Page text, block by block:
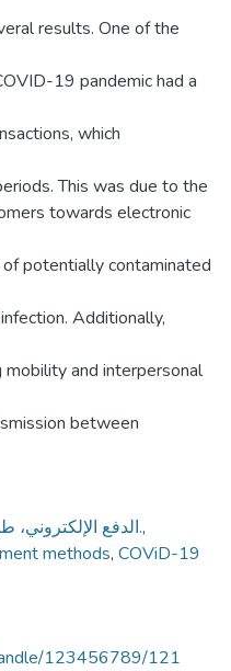
results. One of the
19 pandemic had a
which
This was due to the
towards electronic
potentially contaminated
Additionally,
and interpersonal
between
الدفع الإلكتروني، طرق الدفع الحديثة، جائحة كوفيد-19.,
methods, COViD-19
123456789/121